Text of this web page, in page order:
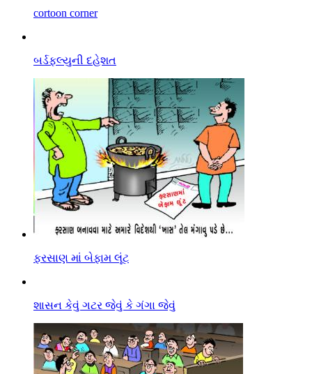
cortoon corner
બર્ડફલ્યુની દહેશત
ફરસાણ માં બેફામ લૂંટ
શાસન કેવું ગટર જેવું કે ગંગા જેવું